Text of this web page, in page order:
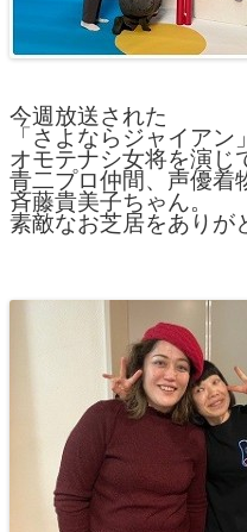
今週放送された
「さよならジャイアン
オモテナシ女将を演じ
青二プロ仲間、声優着
斉藤貴美子ちゃん。
素敵なお芝居をありが